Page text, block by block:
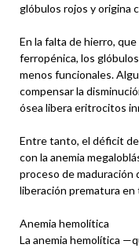
glóbulos rojos y origina
En la falta de hierro,
ferropénica, los
menos funcionales.
compensar la
ósea libera eritrocitos
Entre tanto, el déficit
con la anemia
proceso de maduración
liberación prematura en
Anemia hemolítica
La anemia hemolítica